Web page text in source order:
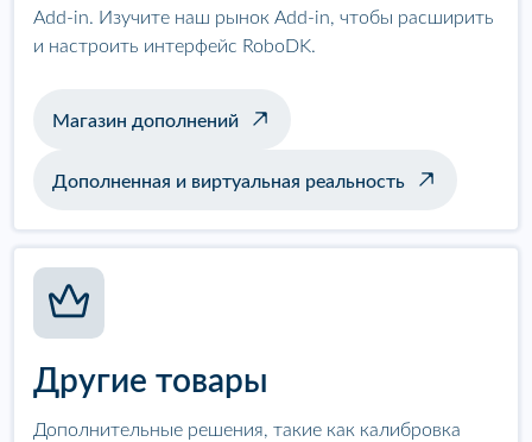
Add-in. Изучите наш рынок Add-in, чтобы расширить
и настроить интерфейс RoboDK.
Магазин дополнений
Дополненная и виртуальная реальность
Другие товары
Дополнительные решения, такие как калибровка